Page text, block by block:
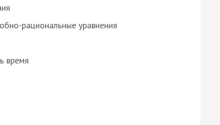
рациональные уравнения
время